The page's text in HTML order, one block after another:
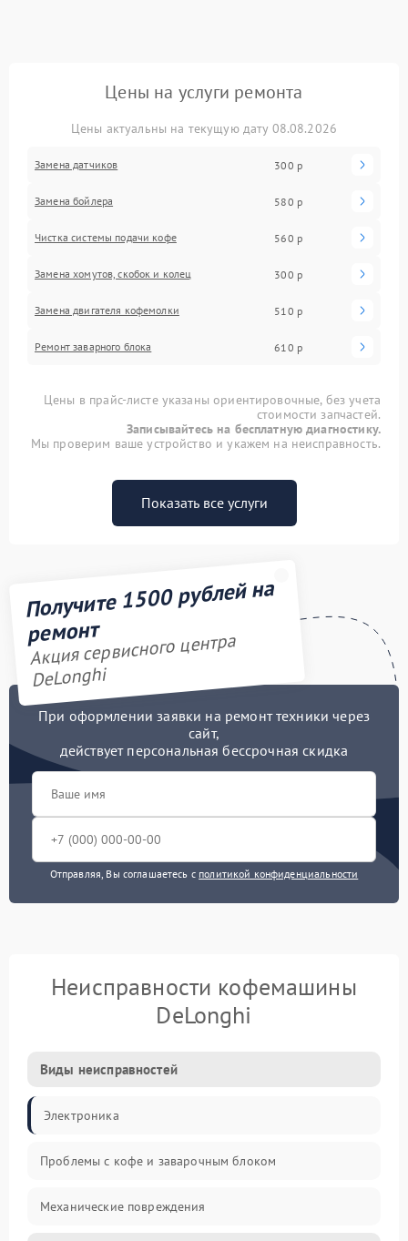
Цены на услуги ремонта
Цены актуальны на текущую дату 08.08.2026
Замена датчиков 300 р
Замена бойлера 580 р
Чистка системы подачи кофе 560 р
Замена хомутов, скобок и колец 300 р
Замена двигателя кофемолки 510 р
Ремонт заварного блока 610 р
Цены в прайс-листе указаны ориентировочные, без учета
стоимости запчастей.
Записывайтесь на бесплатную диагностику.
Мы проверим ваше устройство и укажем на неисправность.
Показать все услуги
Получите 1500 рублей на
ремонт
Акция сервисного центра
DeLonghi
При оформлении заявки на ремонт техники через
сайт,
действует персональная бессрочная скидка
Отправляя, Вы соглашаетесь с политикой конфиденциальности
Неисправности кофемашины
DeLonghi
Виды неисправностей
Электроника
Проблемы с кофе и заварочным блоком
Механические повреждения